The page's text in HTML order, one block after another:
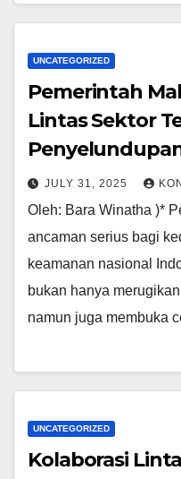
UNCATEGORIZED
Pemerintah
Lintas Sektor
JULY 31, 2025
Oleh: Bara Winatha )*
ancaman serius bagi
keamanan nasional
bukan hanya
namun juga membuka
UNCATEGORIZED
Kolaborasi